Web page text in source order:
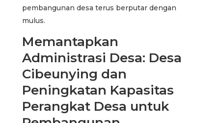
pembangunan desa terus berputar dengan
mulus.
Memantapkan
Administrasi Desa: Desa
Cibeunying dan
Peningkatan Kapasitas
Perangkat Desa untuk